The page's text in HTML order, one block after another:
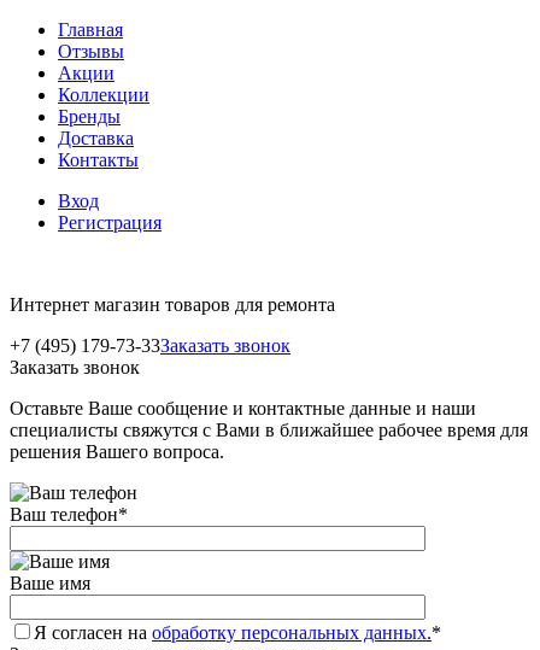
Главная
Отзывы
Акции
Коллекции
Бренды
Доставка
Контакты
Вход
Регистрация
Интернет магазин товаров для ремонта
+7 (495) 179-73-33Заказать звонок
Заказать звонок
Оставьте Ваше сообщение и контактные данные и наши
специалисты свяжутся с Вами в ближайшее рабочее время для
решения Вашего вопроса.
Ваш телефон*
Ваше имя
Я согласен на обработку персональных данных.*